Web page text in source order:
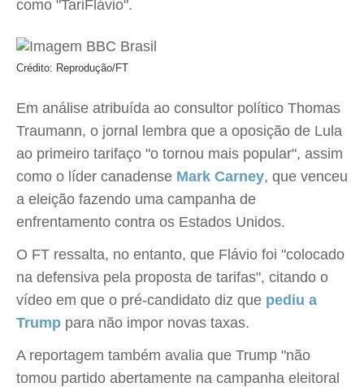
como "TariFlávio".
Crédito: Reprodução/FT
Em análise atribuída ao consultor político Thomas
Traumann, o jornal lembra que a oposição de Lula
ao primeiro tarifaço "o tornou mais popular", assim
como o líder canadense Mark Carney, que venceu
a eleição fazendo uma campanha de
enfrentamento contra os Estados Unidos.
O FT ressalta, no entanto, que Flávio foi "colocado
na defensiva pela proposta de tarifas", citando o
vídeo em que o pré-candidato diz que pediu a
Trump para não impor novas taxas.
A reportagem também avalia que Trump "não
tomou partido abertamente na campanha eleitoral